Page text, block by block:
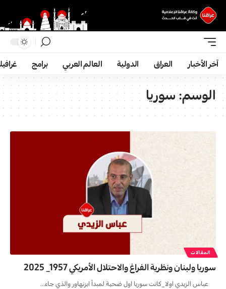
آخر الأخبار العراق الدولية العالم العربي برامج
الوسم:سوریا
المقالات
سوريا ولبنان ونظرية الفراغ والاحتلال الأمريكي 1957_ 2025
عباس الزيدي اولا_كانت سوريا اول ضحية لمبدأ ايزنهاور والذي جاء…